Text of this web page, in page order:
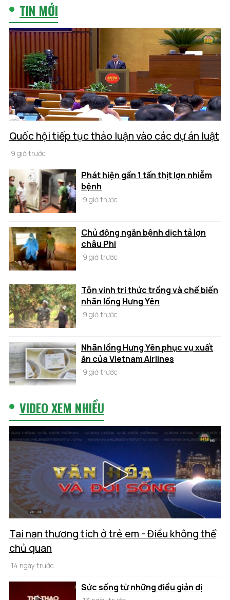
TIN MỚI
Quốc hội tiếp tục thảo luận vào các dự án luật
9 giờ trước
Phát hiện gần 1 tấn thịt lợn nhiễm
bệnh
9 giờ trước
Chủ động ngăn bệnh dịch tả lợn
châu Phi
9 giờ trước
Tôn vinh tri thức trồng và chế biến
nhãn lồng Hưng Yên
9 giờ trước
Nhãn lồng Hưng Yên phục vụ xuất
ăn của Vietnam Airlines
9 giờ trước
VIDEO XEM NHIỀU
Tai nạn thương tích ở trẻ em - Điều không thể
chủ quan
14 ngày trước
Sức sống từ những điều giản dị